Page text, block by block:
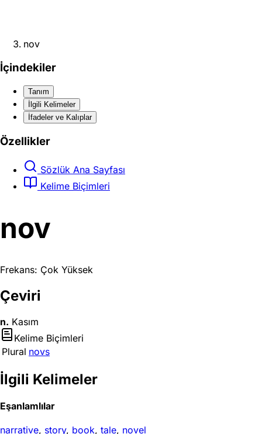
nov
İçindekiler
Tanım
İlgili Kelimeler
İfadeler ve Kalıplar
Özellikler
Sözlük Ana Sayfası
Kelime Biçimleri
nov
Frekans: Çok Yüksek
Çeviri
n. Kasım
Kelime Biçimleri
Plural novs
İlgili Kelimeler
Eşanlamlılar
narrative, story, book, tale, novel